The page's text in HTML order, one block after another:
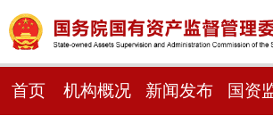
首页 机构概况 新闻发布 国资